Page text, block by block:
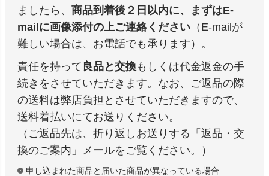
ましたら、 商品到着後２日以内に、まずはE-
mailに画像添付の上ご連絡ください （E-mailが
難しい場合は、お電話でも承ります）。
責任を持って 良品と交換もしくは代金返金の手
続きをさせていただきます。なお、ご返品の際
の送料は弊店負担とさせていただきますので、
送料着払いにてお送りください。
（ご返品先は、折り返しお送りする「返品・交
換のご案内」メールをご覧ください。）
申し込まれた商品と届いた商品が異なっている場合